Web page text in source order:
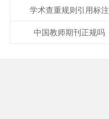
学术查重规则引用标注
中国教师期刊正规吗